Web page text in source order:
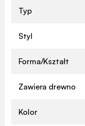
Typ
Styl
Forma/Kształt
Zawiera drewno
Kolor